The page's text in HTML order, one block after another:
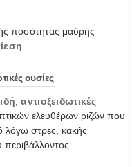
ποσότητας μαύρης
ουσίες
,αντιοξειδωτικές
ελευθέρων ριζών που
λόγω στρες, κακής
περιβάλλοντος.